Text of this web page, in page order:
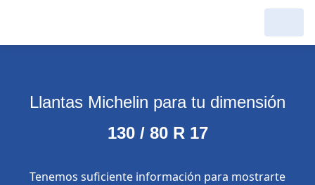
Llantas Michelin para tu dimensión
130 / 80 R 17
Tenemos suficiente información para mostrarte